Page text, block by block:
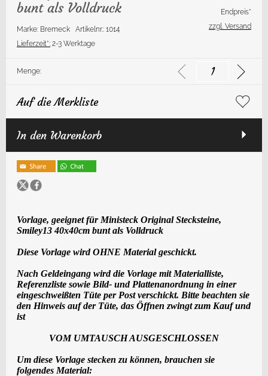
bunt als Volldruck
Marke: Bremeck Artikelnr.: 1014
Lieferzeit*: 2-3 Werktage
Endpreis*
zzgl. Versand
Menge:
Auf die Merkliste
In den Warenkorb
Vorlage, geeignet für Ministeck Original Stecksteine,
Smiley1340x40cm buntals Volldruck
Diese Vorlage wird OHNE Material geschickt.
Nach Geldeingang wird die Vorlage mit Materialliste,
Referenzliste sowie Bild- und Plattenanordnung in einer
eingeschweißten Tüte per Post verschickt. Bitte beachten sie
den Hinweis auf der Tüte, das Öffnen zwingt zum Kauf und
ist
VOM UMTAUSCH AUSGESCHLOSSEN
Um diese Vorlage stecken zu können, brauchen sie
folgendes Material: